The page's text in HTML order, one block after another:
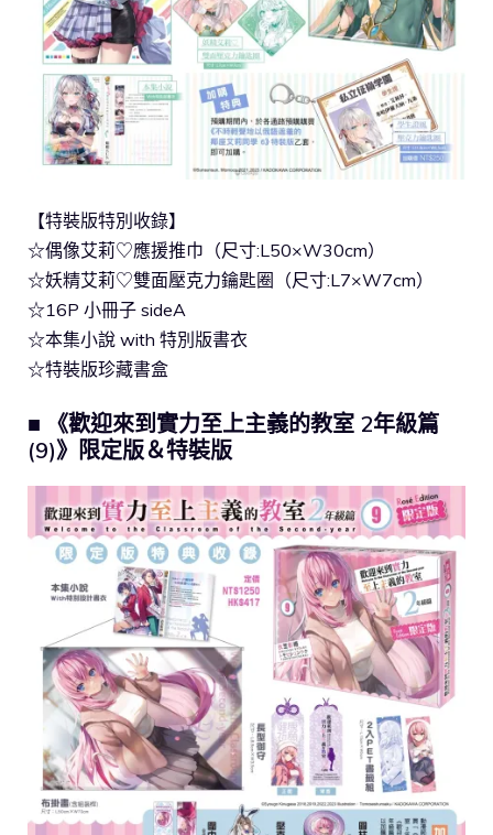
【特裝版特別收錄】
☆偶像艾莉♡應援推巾（尺寸:L50×W30cm）
☆妖精艾莉♡雙面壓克力鑰匙圈（尺寸:L7×W7cm）
☆16P 小冊子 sideA
☆本集小說 with 特別版書衣
☆特裝版珍藏書盒
■ 《歡迎來到實力至上主義的教室 2年級篇
(9)》限定版＆特裝版